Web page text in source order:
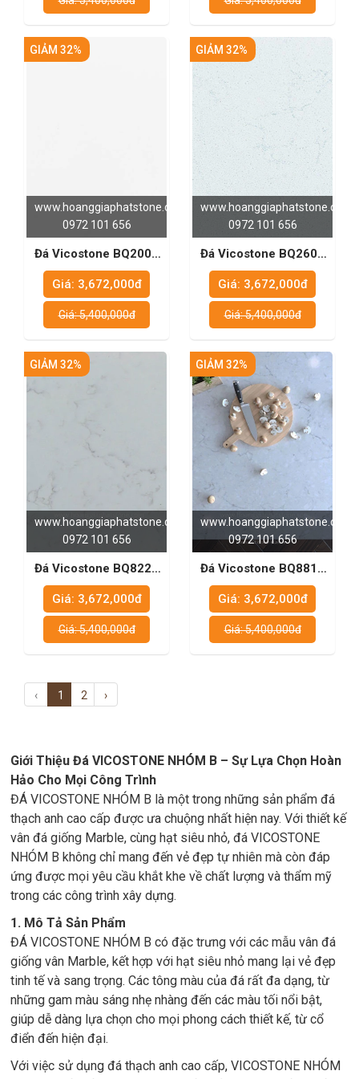
www.hoanggiaphatstone.com
0972 101 656
GIẢM 32%
Đá Vicostone BQ200 -
Chất Liệu Lý Tưởng
Cho Mặt Bếp Bền Đẹp
Giá: 3,672,000đ
Giá: 5,400,000đ
www.hoanggiaphatstone.com
0972 101 656
GIẢM 32%
Đá Vicostone BQ2608
- Giải Pháp Tạo Nên
Bàn Bếp Sang Trọng
Và Bền Lâu
Giá: 3,672,000đ
Giá: 5,400,000đ
www.hoanggiaphatstone.com
0972 101 656
GIẢM 32%
Đá Vicostone BQ8222
- Khám Phá Vẻ Đẹp Và
Độ Bền
Giá: 3,672,000đ
Giá: 5,400,000đ
www.hoanggiaphatstone.com
0972 101 656
GIẢM 32%
Đá Vicostone BQ8818
Cho Nội Thất Bếp
Giá: 3,672,000đ
Giá: 5,400,000đ
‹ 1 2 ›
Giới Thiệu Đá VICOSTONE NHÓM B – Sự Lựa Chọn Hoàn
Hảo Cho Mọi Công Trình
ĐÁ VICOSTONE NHÓM B là một trong những sản phẩm đá
thạch anh cao cấp được ưa chuộng nhất hiện nay. Với thiết kế
vân đá giống Marble, cùng hạt siêu nhỏ, đá VICOSTONE
NHÓM B không chỉ mang đến vẻ đẹp tự nhiên mà còn đáp
ứng được mọi yêu cầu khắt khe về chất lượng và thẩm mỹ
trong các công trình xây dựng.
1. Mô Tả Sản Phẩm
ĐÁ VICOSTONE NHÓM B có đặc trưng với các mẫu vân đá
giống vân Marble, kết hợp với hạt siêu nhỏ mang lại vẻ đẹp
tinh tế và sang trọng. Các tông màu của đá rất đa dạng, từ
những gam màu sáng nhẹ nhàng đến các màu tối nổi bật,
giúp dễ dàng lựa chọn cho mọi phong cách thiết kế, từ cổ
điển đến hiện đại.
Với việc sử dụng đá thạch anh cao cấp, VICOSTONE NHÓM